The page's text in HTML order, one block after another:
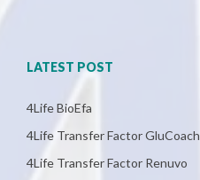
LATEST POST
4Life BioEfa
4Life Transfer Factor GluCoach
4Life Transfer Factor Renuvo